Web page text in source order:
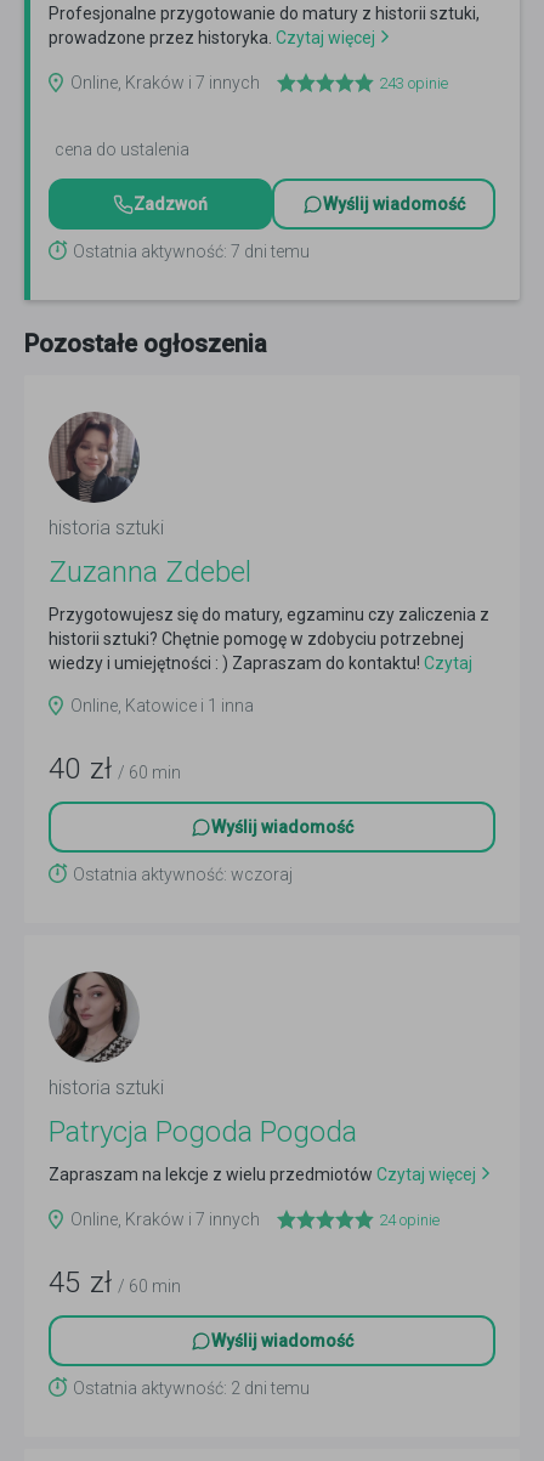
Profesjonalne przygotowanie do matury z historii sztuki,
prowadzone przez historyka. Czytaj więcej
Online, Kraków i 7 innych 243 opinie
cena do ustalenia
Zadzwoń Wyślij wiadomość
Ostatnia aktywność: 7 dni temu
Pozostałe ogłoszenia
historia sztuki
Zuzanna Zdebel
Przygotowujesz się do matury, egzaminu czy zaliczenia z
historii sztuki? Chętnie pomogę w zdobyciu potrzebnej
wiedzy i umiejętności : ) Zapraszam do kontaktu! Czytaj
Online, Katowice i 1 inna
40 zł / 60 min
Wyślij wiadomość
Ostatnia aktywność: wczoraj
historia sztuki
Patrycja Pogoda Pogoda
Zapraszam na lekcje z wielu przedmiotów Czytaj więcej
Online, Kraków i 7 innych 24opinie
45 zł / 60 min
Wyślij wiadomość
Ostatnia aktywność: 2 dni temu